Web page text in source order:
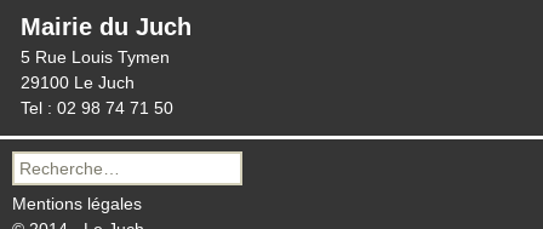
Mairie du Juch
5 Rue Louis Tymen
29100 Le Juch
Tel : 02 98 74 71 50
Recherche
pour :
Mentions légales